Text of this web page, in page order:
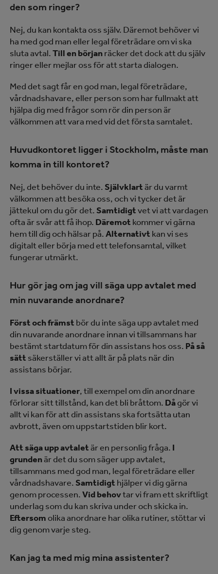
den som ringer?
Nej, du kan kontakta oss själv. Däremot behöver vi
ha med god man eller legal företrädare om vi ska
sluta avtal.Till en början räcker det dock att du själv
ringer eller mejlar oss för att starta dialogen.
Med det sagt får en god man, legal företrädare,
vårdnadshavare, eller person som har fullmakt att
hjälpa dig med frågor som rör din person är
välkommen att vara med vid det första samtalet.
Huvudkontoret ligger i Stockholm, måste man
komma in till kontoret?
Nej, det behöver du inte.Självklartär du varmt
välkommen att besöka oss, och vi tycker det är
jättekul om du gör det.Samtidigtvet vi att vardagen
ofta är svår att få ihop. Däremot kommer vi gärna
hem till dig och hälsar på.Alternativt kan vi ses
digitalt eller börja med ett telefonsamtal, vilket
fungerar utmärkt.
Hur gör jag om jag vill säga upp avtalet med
min nuvarande anordnare?
Först och främst bör du inte säga upp avtalet med
din nuvarande anordnare innan vi tillsammans har
bestämt startdatum för din assistans hos oss. På så
sätt säkerställer vi att allt är på plats när din
assistans börjar.
I vissa situationer, till exempel om din anordnare
förlorar sitt tillstånd, kan det bli bråttom. Dågör vi
allt vi kan för att din assistans ska fortsätta utan
avbrott, även om uppstartstiden blir kort.
Att säga upp avtaletär en personlig fråga. I
grundenär det du som säger upp avtalet,
tillsammans med god man, legal företrädare eller
vårdnadshavare.Samtidigt hjälper vi dig gärna
genom processen.Vid behovtar vi fram ett skriftligt
underlag som du kan skriva under och skicka in.
Eftersomolika anordnare har olika rutiner, stöttar vi
dig genom varje steg.
Kan jag ta med mig mina assistenter?